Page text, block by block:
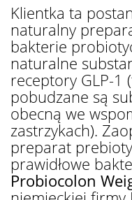
Klientka ta
naturalny
bakterie
naturalne
receptory GLP-1
pobudzane są
obecną we
zastrzykach).
preparat
prawidłowe
Probiocolon